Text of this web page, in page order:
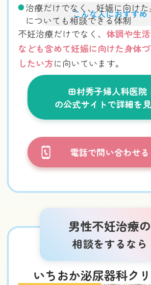
治療だけでなく、妊娠に向けた
についても相談できる体制
こんな人におすすめ
不妊治療だけでなく、体調や生
なども含めて妊娠に向けた身体
したい方に向いています。
田村秀子婦人科医院
の公式サイトで詳細を
電話で問い合わせる
男性不妊治療の
相談をするなら
いちおか泌尿器科ク